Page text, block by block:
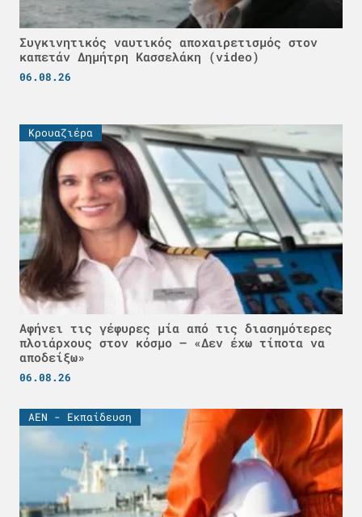
Συγκινητικός ναυτικός αποχαιρετισμός στον
καπετάν Δημήτρη Κασσελάκη (video)
06.08.26
Κρουαζιέρα
Αφήνει τις γέφυρες μία από τις διασημότερες
πλοιάρχους στον κόσμο – «Δεν έχω τίποτα να
αποδείξω»
06.08.26
ΑΕΝ - Εκπαίδευση